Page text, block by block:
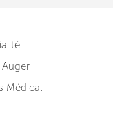
Médical